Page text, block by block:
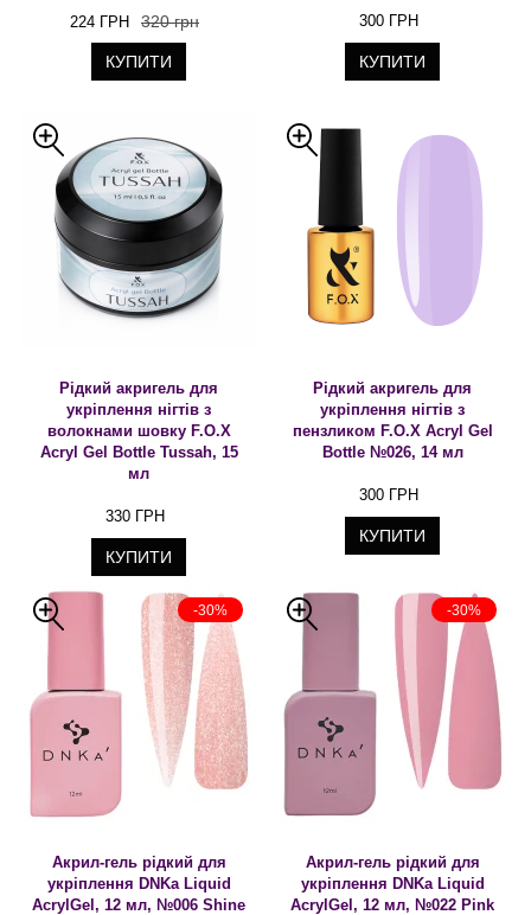
224 ГРН 320 грн
КУПИТИ
300 ГРН
КУПИТИ
Рідкий акригель для
укріплення нігтів з
волокнами шовку F.O.X
Acryl Gel Bottle Tussah, 15
мл
330 ГРН
КУПИТИ
Рідкий акригель для
укріплення нігтів з
пензликом F.O.X Acryl Gel
Bottle №026, 14 мл
300 ГРН
КУПИТИ
-30%
Акрил-гель рідкий для
укріплення DNKa Liquid
AcrylGel, 12 мл, №006 Shine
-30%
Акрил-гель рідкий для
укріплення DNKa Liquid
AcrylGel, 12 мл, №022 Pink